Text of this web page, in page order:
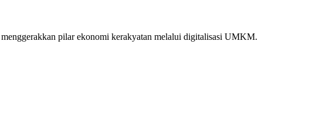
pilar ekonomi kerakyatan melalui digitalisasi UMKM.